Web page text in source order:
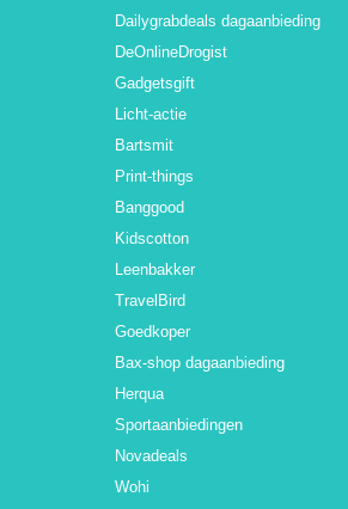
Dailygrabdeals dagaanbieding
DeOnlineDrogist
Gadgetsgift
Licht-actie
Bartsmit
Print-things
Banggood
Kidscotton
Leenbakker
TravelBird
Goedkoper
Bax-shop dagaanbieding
Herqua
Sportaanbiedingen
Novadeals
Wohi